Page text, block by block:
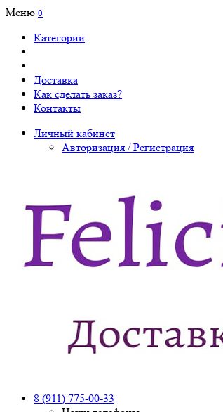
Меню 0
Категории
Доставка
Как сделать заказ?
Контакты
Личный кабинет
Авторизация / Регистрация
8 (911) 775-00-33